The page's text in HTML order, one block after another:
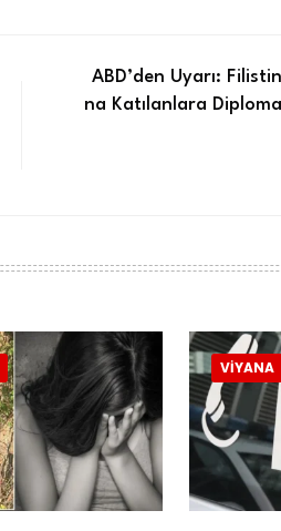
ABD’den Uyarı:
na Katılanlara
VIYANA